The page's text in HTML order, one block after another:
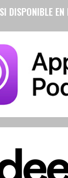
DISPONIBLE